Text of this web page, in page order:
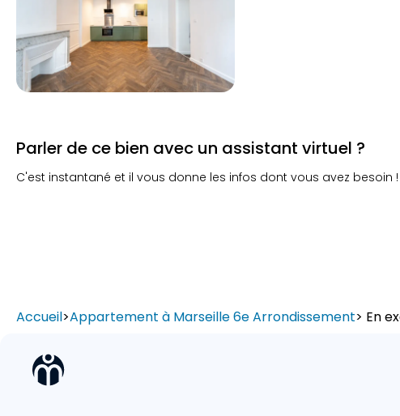
Parler de ce bien avec un assistant virtuel ?
C'est instantané et il vous donne les infos dont vous avez besoin !
Accueil>Appartement à Marseille 6e Arrondissement> En